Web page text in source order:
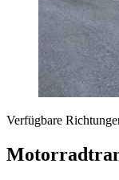
Verfügbare